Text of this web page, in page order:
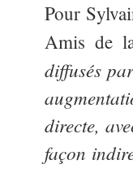
Pour
Amis de
diffusés
directe,
façon